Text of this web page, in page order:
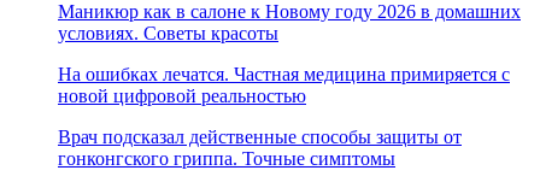
Маникюр как в салоне к Новому году 2026 в домашних
условиях. Советы красоты
На ошибках лечатся. Частная медицина примиряется с
новой цифровой реальностью
Врач подсказал действенные способы защиты от
гонконгского гриппа. Точные симптомы